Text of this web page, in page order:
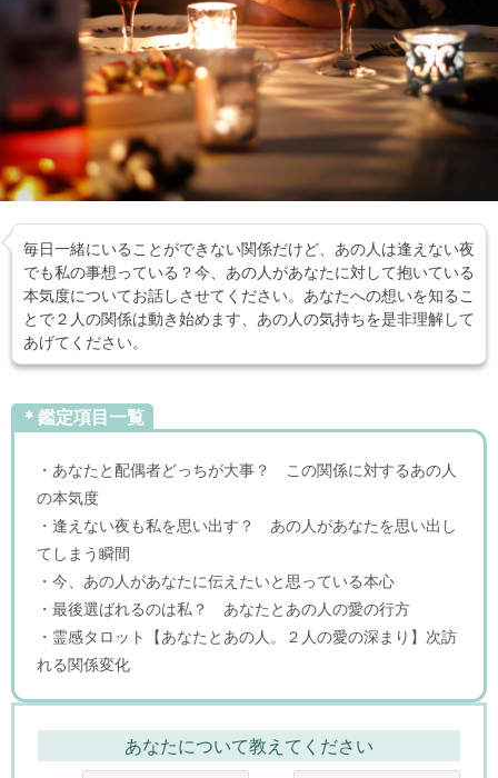
毎日一緒にいることができない関係だけど、あの人は逢えない夜
でも私の事想っている？今、あの人があなたに対して抱いている
本気度についてお話しさせてください。あなたへの想いを知るこ
とで２人の関係は動き始めます、あの人の気持ちを是非理解して
あげてください。
＊鑑定項目一覧
・あなたと配偶者どっちが大事？ この関係に対するあの人
の本気度
・逢えない夜も私を思い出す？ あの人があなたを思い出し
てしまう瞬間
・今、あの人があなたに伝えたいと思っている本心
・最後選ばれるのは私？ あなたとあの人の愛の行方
・霊感タロット【あなたとあの人。２人の愛の深まり】次訪
れる関係変化
あなたについて教えてください